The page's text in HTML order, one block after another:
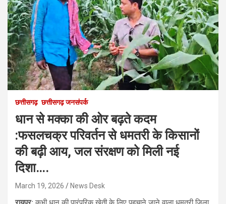
छत्तीसगढ़ छत्तीसगढ़ जनसंपर्क
धान से मक्का की ओर बढ़ते कदम
:फसलचक्र परिवर्तन से धमतरी के किसानों
की बढ़ी आय, जल संरक्षण को मिली नई
दिशा….
March 19, 2026 News Desk